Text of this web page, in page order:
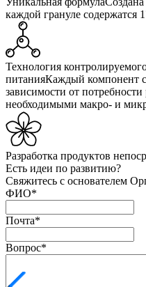
каждой грануле содержатся
Технология
питанияКаждый компонент
зависимости от
необходимыми макро- и
Разработка продуктов
Есть идеи по развитию?
Свяжитесь с основателем
ФИО*
Почта*
Вопрос*